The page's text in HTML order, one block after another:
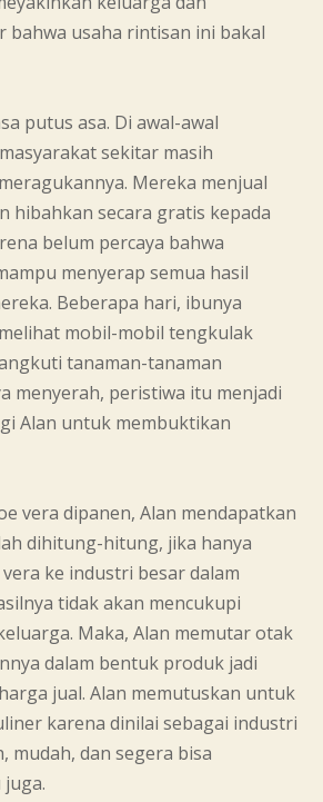
bahwa usaha rintisan ini bakal
putus asa. Di awal-awal
sekitar masih
Mereka menjual
hibahkan secara gratis kepada
belum percaya bahwa
menyerap semua hasil
Beberapa hari, ibunya
mobil-mobil tengkulak
tanaman-tanaman
menyerah, peristiwa itu menjadi
Alan untuk membuktikan
vera dipanen, Alan mendapatkan
dihitung-hitung, jika hanya
ke industri besar dalam
tidak akan mencukupi
Maka, Alan memutar otak
dalam bentuk produk jadi
jual. Alan memutuskan untuk
karena dinilai sebagai industri
mudah, dan segera bisa